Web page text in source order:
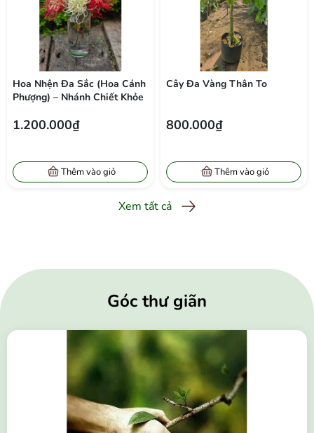
Cây Đa Vàng Thân To
800.000₫
Thêm vào giỏ
Cây Hồng Phụng Lớn
2.000.000₫
Thêm vào giỏ
Xem tất cả
Góc thư giãn